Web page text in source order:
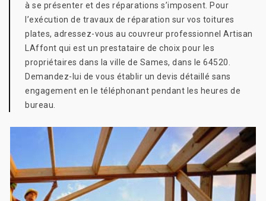
à se présenter et des réparations s’imposent. Pour
l’exécution de travaux de réparation sur vos toitures
plates, adressez-vous au couvreur professionnel Artisan
LAffont qui est un prestataire de choix pour les
propriétaires dans la ville de Sames, dans le 64520.
Demandez-lui de vous établir un devis détaillé sans
engagement en le téléphonant pendant les heures de
bureau.